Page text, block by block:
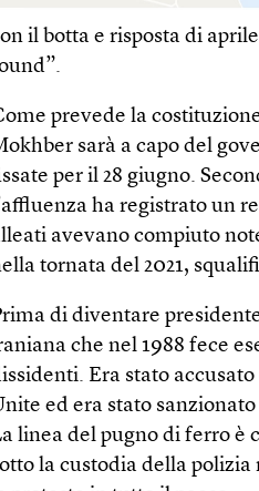
il botta e risposta di
prevede la
sarà a capo del
per il 28 giugno.
ha registrato un
avevano compiuto
tornata del 2021,
di diventare
che nel 1988 fece
Era stato
ed era stato
linea del pugno di ferro è
la custodia della polizia